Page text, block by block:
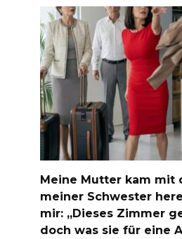
Meine Mutter kam mit
meiner Schwester
mir: „Dieses Zimmer
doch was sie für eine